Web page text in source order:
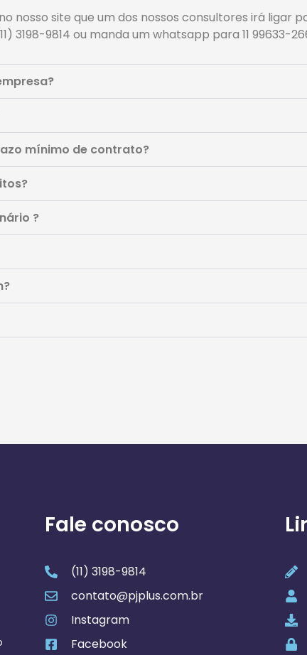
nosso site que um dos nossos consultores irá ligar
9814 ou manda um whatsapp para 11 99633-
mínimo de contrato?
?
Fale conosco
(11) 3198-9814
contato@pjplus.com.br
Instagram
Facebook